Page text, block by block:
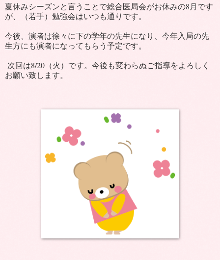
夏休みシーズンと言うことで総合医局会がお休みの8月です
が、（若手）勉強会はいつも通りです。
今後、演者は徐々に下の学年の先生になり、今年入局の先
生方にも演者になってもらう予定です。
次回は8/20（火）です。今後も変わらぬご指導をよろしく
お願い致します。